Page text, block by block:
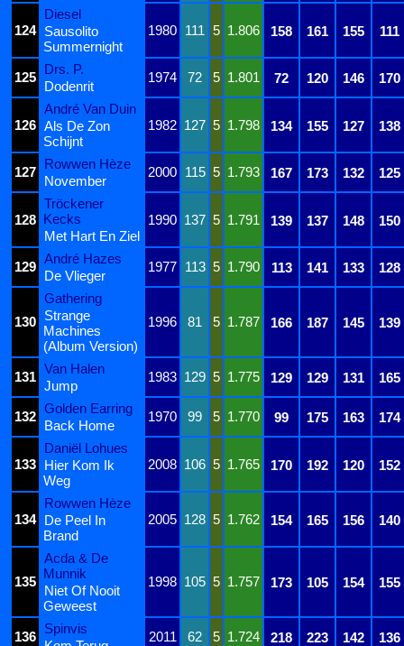
124
Diesel
1980 111 5 1.806 158 161 155 111
Sausolito
Summernight
125
Drs. P.
1974 72 5 1.801 72 120 146 170
Dodenrit
126
André Van Duin
1982 127 5 1.798 134 155 127 138
Als De Zon
Schijnt
127
Rowwen Hèze
2000 115 5 1.793 167 173 132 125
November
128
Tröckener
Kecks
1990 137 5 1.791 139 137 148
150
Met Hart En Ziel
129
André Hazes
1977 113 5 1.790 113 141 133 128
De Vlieger
130
Gathering
1996
81 5 1.787 166 187 145 139
Strange
Machines
(Album Version)
131
Van Halen
1983 129 5 1.775 129 129 131 165
Jump
132
Golden Earring
1970 99 5 1.770 99 175 163 174
Back Home
133
Daniël Lohues
2008 106 5 1.765 170 192 120 152
Hier Kom Ik
Weg
134
Rowwen Hèze
2005 128 5 1.762 154 165 156 140
De Peel In
Brand
135
Acda & De
Munnik
1998 105 5 1.757 173 105 154 155
Niet Of Nooit
Geweest
136
Spinvis
2011 62 5 1.724 218 223 142 136